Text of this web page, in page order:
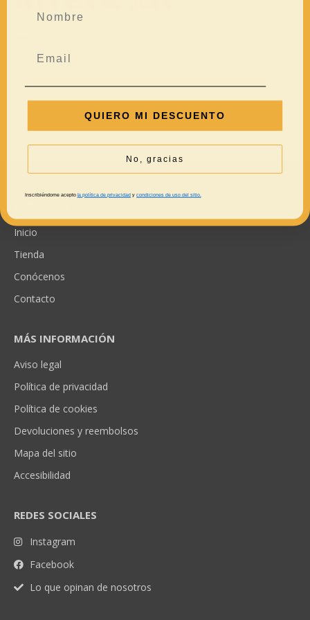
Inicio
Tienda
Conócenos
Contacto
MÁS INFORMACIÓN
Aviso legal
Política de privacidad
Política de cookies
Devoluciones y reembolsos
Mapa del sitio
Accesibilidad
REDES SOCIALES
Instagram
Facebook
Lo que opinan de nosotros
QUIERO MI DESCUENTO
No, gracias
Inscribiéndome acepto la política de privacidad ycondiciones de uso del sitio.